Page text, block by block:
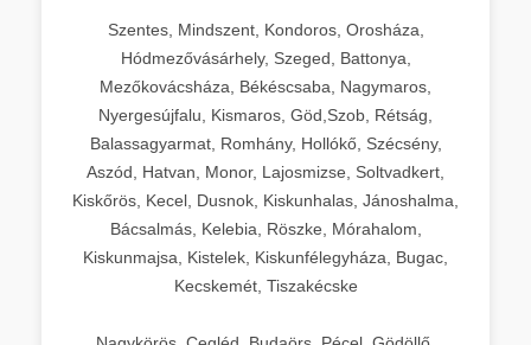
Szentes, Mindszent, Kondoros, Orosháza,
Hódmezővásárhely, Szeged, Battonya,
Mezőkovácsháza, Békéscsaba, Nagymaros,
Nyergesújfalu, Kismaros, Göd,Szob, Rétság,
Balassagyarmat, Romhány, Hollókő, Szécsény,
Aszód, Hatvan, Monor, Lajosmizse, Soltvadkert,
Kiskőrös, Kecel, Dusnok, Kiskunhalas, Jánoshalma,
Bácsalmás, Kelebia, Röszke, Mórahalom,
Kiskunmajsa, Kistelek, Kiskunfélegyháza, Bugac,
Kecskemét, Tiszakécske